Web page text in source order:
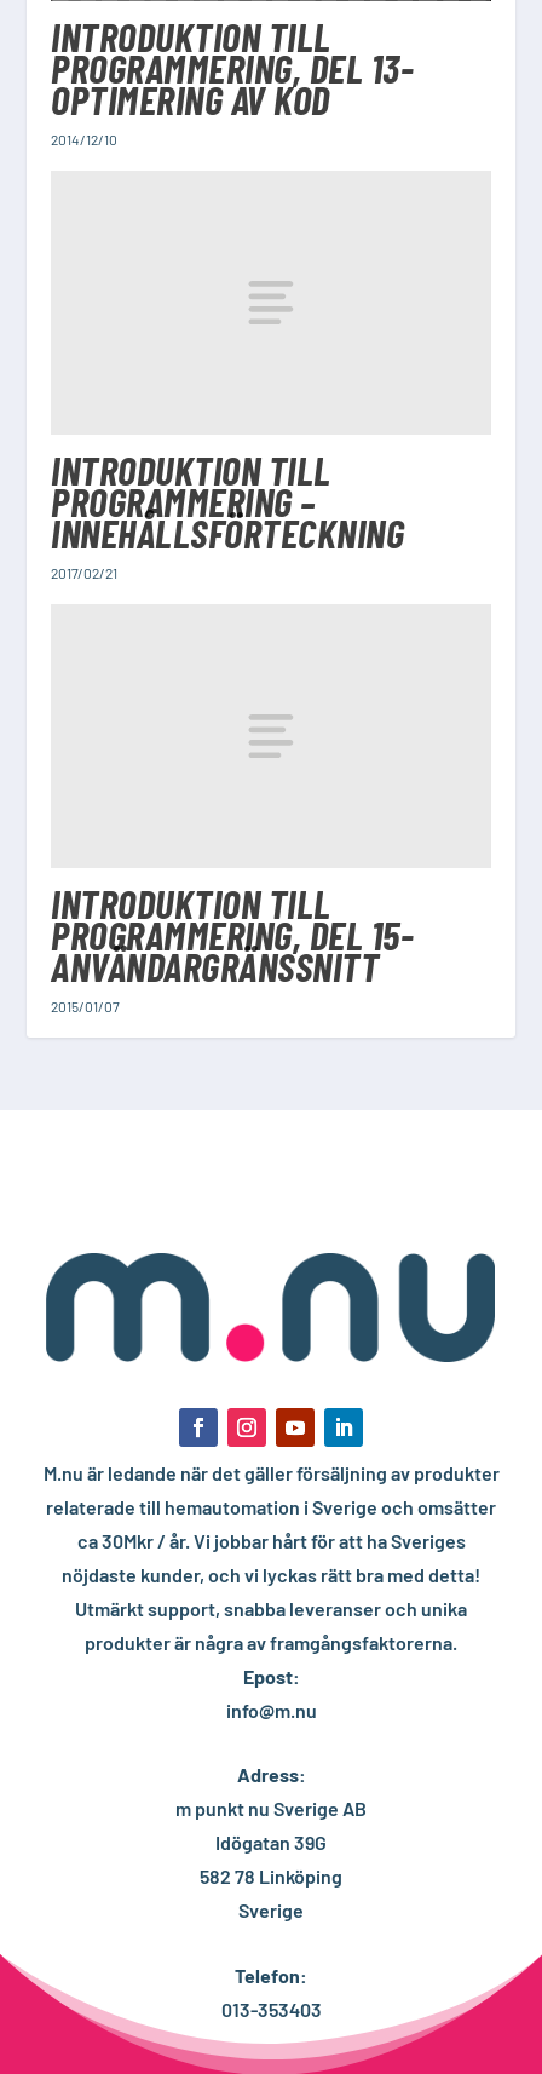
INTRODUKTION TILL
PROGRAMMERING, DEL 13-
OPTIMERING AV KOD
2014/12/10
INTRODUKTION TILL
PROGRAMMERING –
INNEHÅLLSFÖRTECKNING
2017/02/21
INTRODUKTION TILL
PROGRAMMERING, DEL 15-
ANVÄNDARGRÄNSSNITT
2015/01/07
M.nu är ledande när det gäller försäljning av produkter
relaterade till hemautomation i Sverige och omsätter
ca 30Mkr / år. Vi jobbar hårt för att ha Sveriges
nöjdaste kunder, och vi lyckas rätt bra med detta!
Utmärkt support, snabba leveranser och unika
produkter är några av framgångsfaktorerna.
Epost:
info@m.nu
Adress:
m punkt nu Sverige AB
Idögatan 39G
582 78 Linköping
Sverige
Telefon:
013-353403